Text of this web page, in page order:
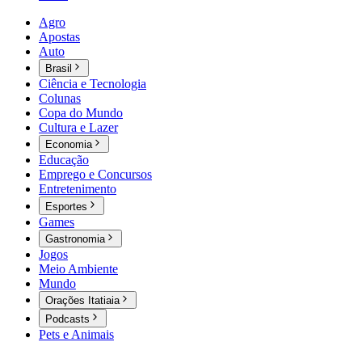
Agro
Apostas
Auto
Brasil
Ciência e Tecnologia
Colunas
Copa do Mundo
Cultura e Lazer
Economia
Educação
Emprego e Concursos
Entretenimento
Esportes
Games
Gastronomia
Jogos
Meio Ambiente
Mundo
Orações Itatiaia
Podcasts
Pets e Animais